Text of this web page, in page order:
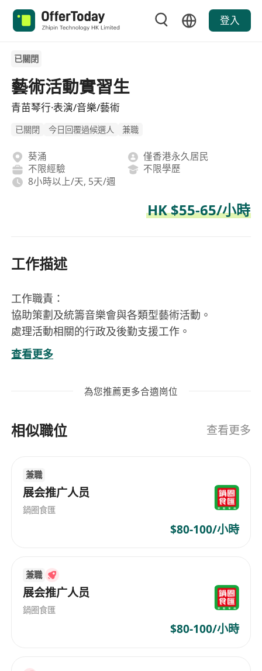
登入
已關閉
藝術活動實習生
青苗琴行·表演/音樂/藝術
已關閉 今日回覆過候選人 兼職
葵涌
僅香港永久居民
不限經驗
不限學歷
8小時以上/天, 5天/週
HK $55-65/小時
工作描述
工作職責：
協助策劃及統籌音樂會與各類型藝術活動。
處理活動相關的行政及後勤支援工作。
協助活動當日流程安排與提供現場協助。
職位要求：
工作時間： 09:00 – 18:00 (時間可議及具彈性)
查看更多
為您推薦更多合適崗位
相似職位 查看更多
兼職
展会推广人员
鍋圈食匯
$80-100/小時
兼職
展会推广人员
鍋圈食匯
$80-100/小時